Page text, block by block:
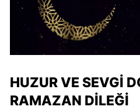
HUZUR VE SEVGI
RAMAZAN DILEĞI